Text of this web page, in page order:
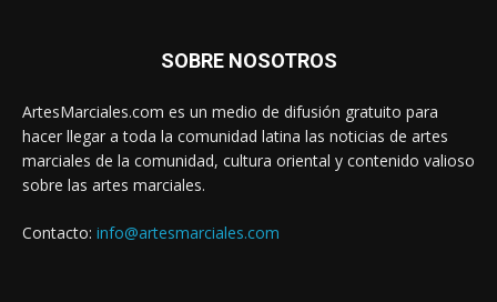
SOBRE NOSOTROS
ArtesMarciales.com es un medio de difusión gratuito para
hacer llegar a toda la comunidad latina las noticias de artes
marciales de la comunidad, cultura oriental y contenido valioso
sobre las artes marciales.
Contacto: info@artesmarciales.com